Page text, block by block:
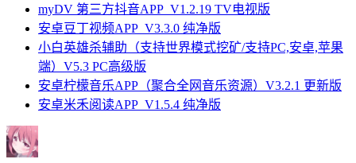
myDV 第三方抖音APP_V1.2.19 TV电视版
安卓豆丁视频APP_V3.3.0 纯净版
小白英雄杀辅助（支持世界模式挖矿/支持PC,安卓,苹果
端）V5.3 PC高级版
安卓柠檬音乐APP（聚合全网音乐资源）V3.2.1 更新版
安卓米禾阅读APP_V1.5.4 纯净版